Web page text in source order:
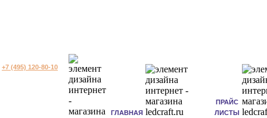
+7 (495) 120-80-10
ГЛАВНАЯ
ПРАЙС
ЛИСТЫ